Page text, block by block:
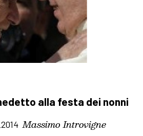
alla festa dei nonni
Massimo Introvigne